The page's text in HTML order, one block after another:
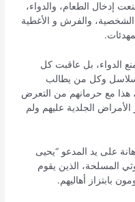
إدخال الطعام، والدواء،
والفرش و الأغطية
الدواء، بل عاقبت كل
وكل من يطالب
هذا مع حرمانهم من التعرض
الجلدية عليهم ولم
على يد المدعو “يحيى
المسلحة، الذين يقوم
بابتزاز أهاليهم.